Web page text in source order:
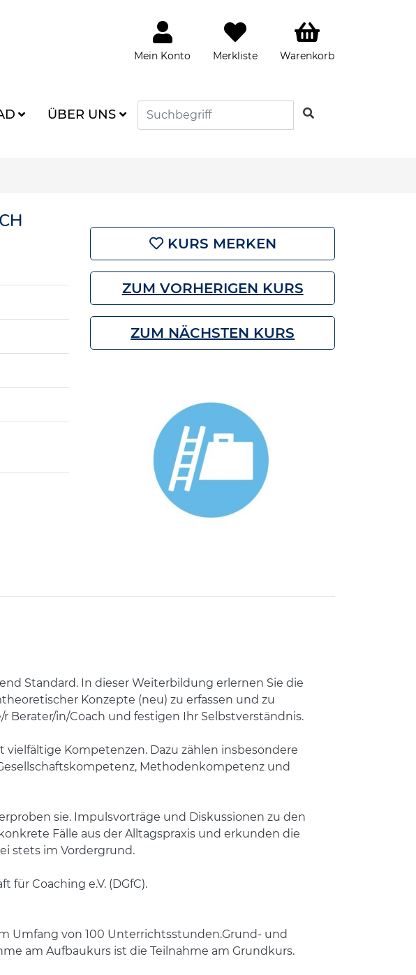
Mein Konto Merkliste Warenkorb
ÜBER UNS SUCHEN
KURS MERKEN
ZUM VORHERIGEN KURS
ZUM NÄCHSTEN KURS
Standard. In dieser Weiterbildung erlernen Sie die
Konzepte (neu) zu erfassen und zu
Berater/in/Coach und festigen Ihr Selbstverständnis.
Kompetenzen. Dazu zählen insbesondere
Methodenkompetenz und
sie. Impulsvorträge und Diskussionen zu den
Fälle aus der Alltagspraxis und erkunden die
stets im Vordergrund.
Coaching e.V. (DGfC).
Umfang von 100 Unterrichtsstunden.Grund- und
am Aufbaukurs ist die Teilnahme am Grundkurs.